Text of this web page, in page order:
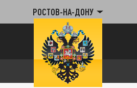
РОСТОВ-НА-ДОНУ